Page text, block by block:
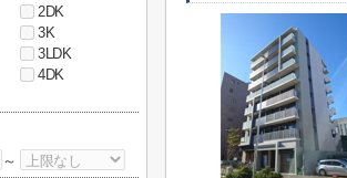
2DK
3K
3LDK
4DK
～